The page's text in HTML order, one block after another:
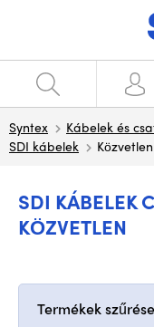
Syntex Kábelek és
SDI kábelek
Közvetlen
SDI KÁBELEK
KÖZVETLEN
Termékek szűrése